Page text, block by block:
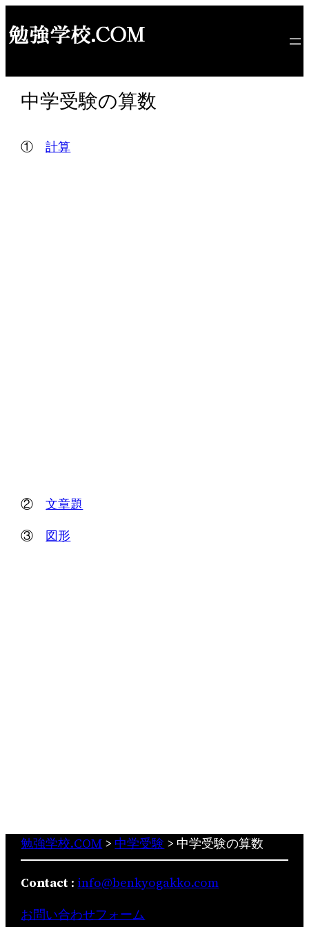
容
ス
中学受験の算数
①計算
②文章題
③ 図形
勉強学校.COM > 中学受験 > 中学受験の算数
Contact : info@benkyogakko.com
お問い合わせフォーム